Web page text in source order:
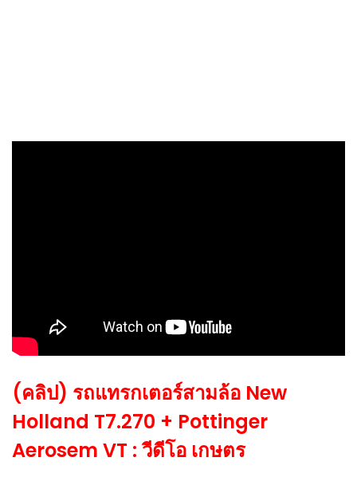
(คลิป) รถแทรกเตอร์สามล้อ New
Holland T7.270 + Pottinger
Aerosem VT : วีดีโอ เกษตร